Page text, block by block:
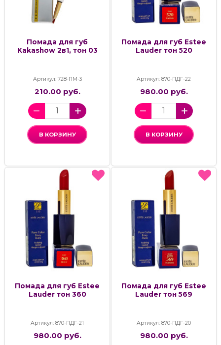
Помада для губ
Kakashow 2в1, тон 03
Артикул: 728-ПМ-3
210.00 руб.
В КОРЗИНУ
Помада для губ Estee
Lauder тон 520
Артикул: 870-ПДГ-22
980.00 руб.
В КОРЗИНУ
Помада для губ Estee
Lauder тон 360
Артикул: 870-ПДГ-21
980.00 руб.
Помада для губ Estee
Lauder тон 569
Артикул: 870-ПДГ-20
980.00 руб.